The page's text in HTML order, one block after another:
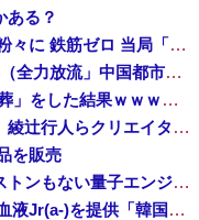
ある？
【悲報】 中国、橋の欄干が強風一発で粉々に 鉄筋ゼロ 当局「接着剤でくっつけただけ」「正常で、品質問題はない」
中国「大洪水！」三峡ダム「9門開放！（全力放流」中国都市「三峡沿線の道路水没」中国政府「高速道路封鎖！」中国ダム「緊急放流に合わせて開門（土砂崩れ発生」→
VTuberさん、祖母の「家族だけの一日葬」をした結果ｗｗｗｗｗｗｗ
【朗報】『ヤニねこ』新海誠、水島努、綾辻行人らクリエイターが絶賛ｗｗｗｗｗｗｗｗｗ
を販売
世界初の超伝導量子熱機関…燃料もピストンもない量子エンジンが回った！
【速報】 日本赤十字社、韓国に超希少血液Jr(a-)を提供「韓国内では適合する血液を確保できなかった」※今回で4回目